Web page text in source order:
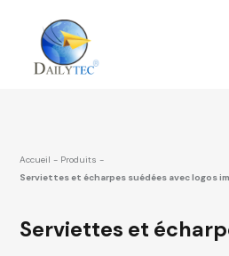
Accueil - Produits -
Serviettes et écharpes suédées avec logos
Serviettes et